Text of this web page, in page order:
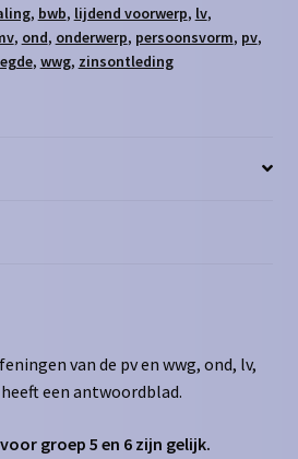
, bwb, lijdend voorwerp, lv,
, ond, onderwerp, persoonsvorm, pv,
, wwg, zinsontleding
van de pv en wwg, ond, lv,
een antwoordblad.
groep 5 en 6 zijn gelijk.